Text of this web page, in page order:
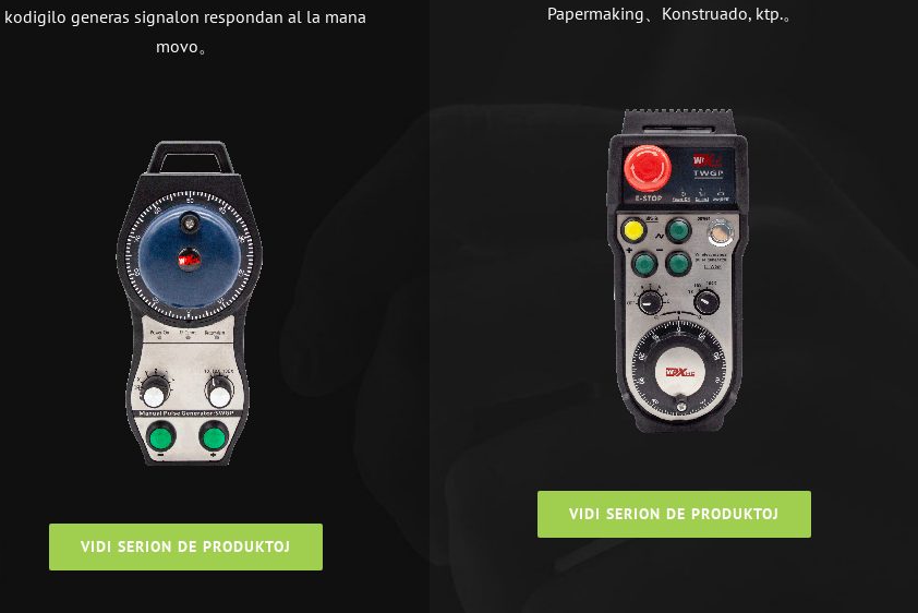
kodigilo generas signalon respondan al la mana
movo。
VIDI SERION DE PRODUKTOJ
Papermaking、Konstruado, ktp.。
VIDI SERION DE PRODUKTOJ